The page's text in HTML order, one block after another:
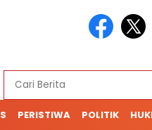
PERISTIWA POLITIK